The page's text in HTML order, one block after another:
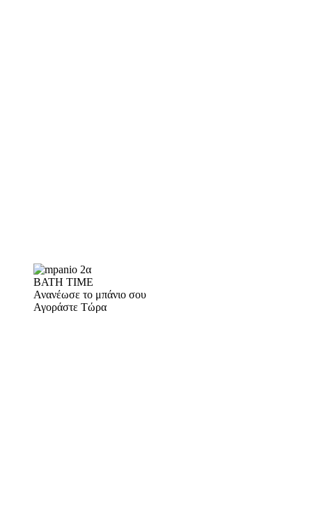
BATH TIME
Ανανέωσε το μπάνιο σου
Αγοράστε Τώρα